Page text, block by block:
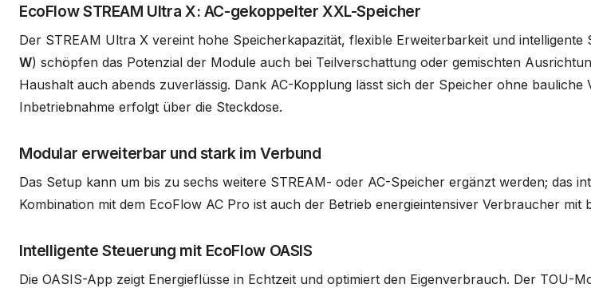
EcoFlow STREAM Ultra X: AC-gekoppelter XXL-Speicher
Der STREAM Ultra X vereint hohe Speicherkapazität, flexible Erweiterbarkeit und
W) schöpfen das Potenzial der Module auch bei Teilverschattung oder gemischten
Haushalt auch abends zuverlässig. Dank AC-Kopplung lässt sich der Speicher ohne
Inbetriebnahme erfolgt über die Steckdose.
Modular erweiterbar und stark im Verbund
Das Setup kann um bis zu sechs weitere STREAM- oder AC-Speicher ergänzt werden; das
Kombination mit dem EcoFlow AC Pro ist auch der Betrieb energieintensiver Verbraucher mit
Intelligente Steuerung mit EcoFlow OASIS
Die OASIS-App zeigt Energieflüsse in Echtzeit und optimiert den Eigenverbrauch. Der TOU-